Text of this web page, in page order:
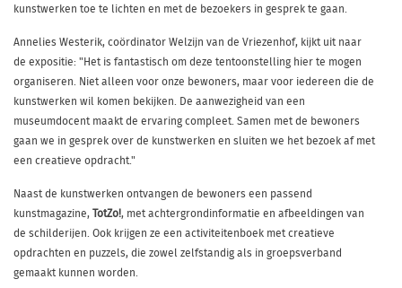
kunstwerken toe te lichten en met de bezoekers in gesprek te gaan.
Annelies Westerik, coördinator Welzijn van de Vriezenhof, kijkt uit naar
de expositie: "Het is fantastisch om deze tentoonstelling hier te mogen
organiseren. Niet alleen voor onze bewoners, maar voor iedereen die de
kunstwerken wil komen bekijken. De aanwezigheid van een
museumdocent maakt de ervaring compleet. Samen met de bewoners
gaan we in gesprek over de kunstwerken en sluiten we het bezoek af met
een creatieve opdracht."
Naast de kunstwerken ontvangen de bewoners een passend
kunstmagazine,TotZo!, met achtergrondinformatie en afbeeldingen van
de schilderijen. Ook krijgen ze een activiteitenboek met creatieve
opdrachten en puzzels, die zowel zelfstandig als in groepsverband
gemaakt kunnen worden.